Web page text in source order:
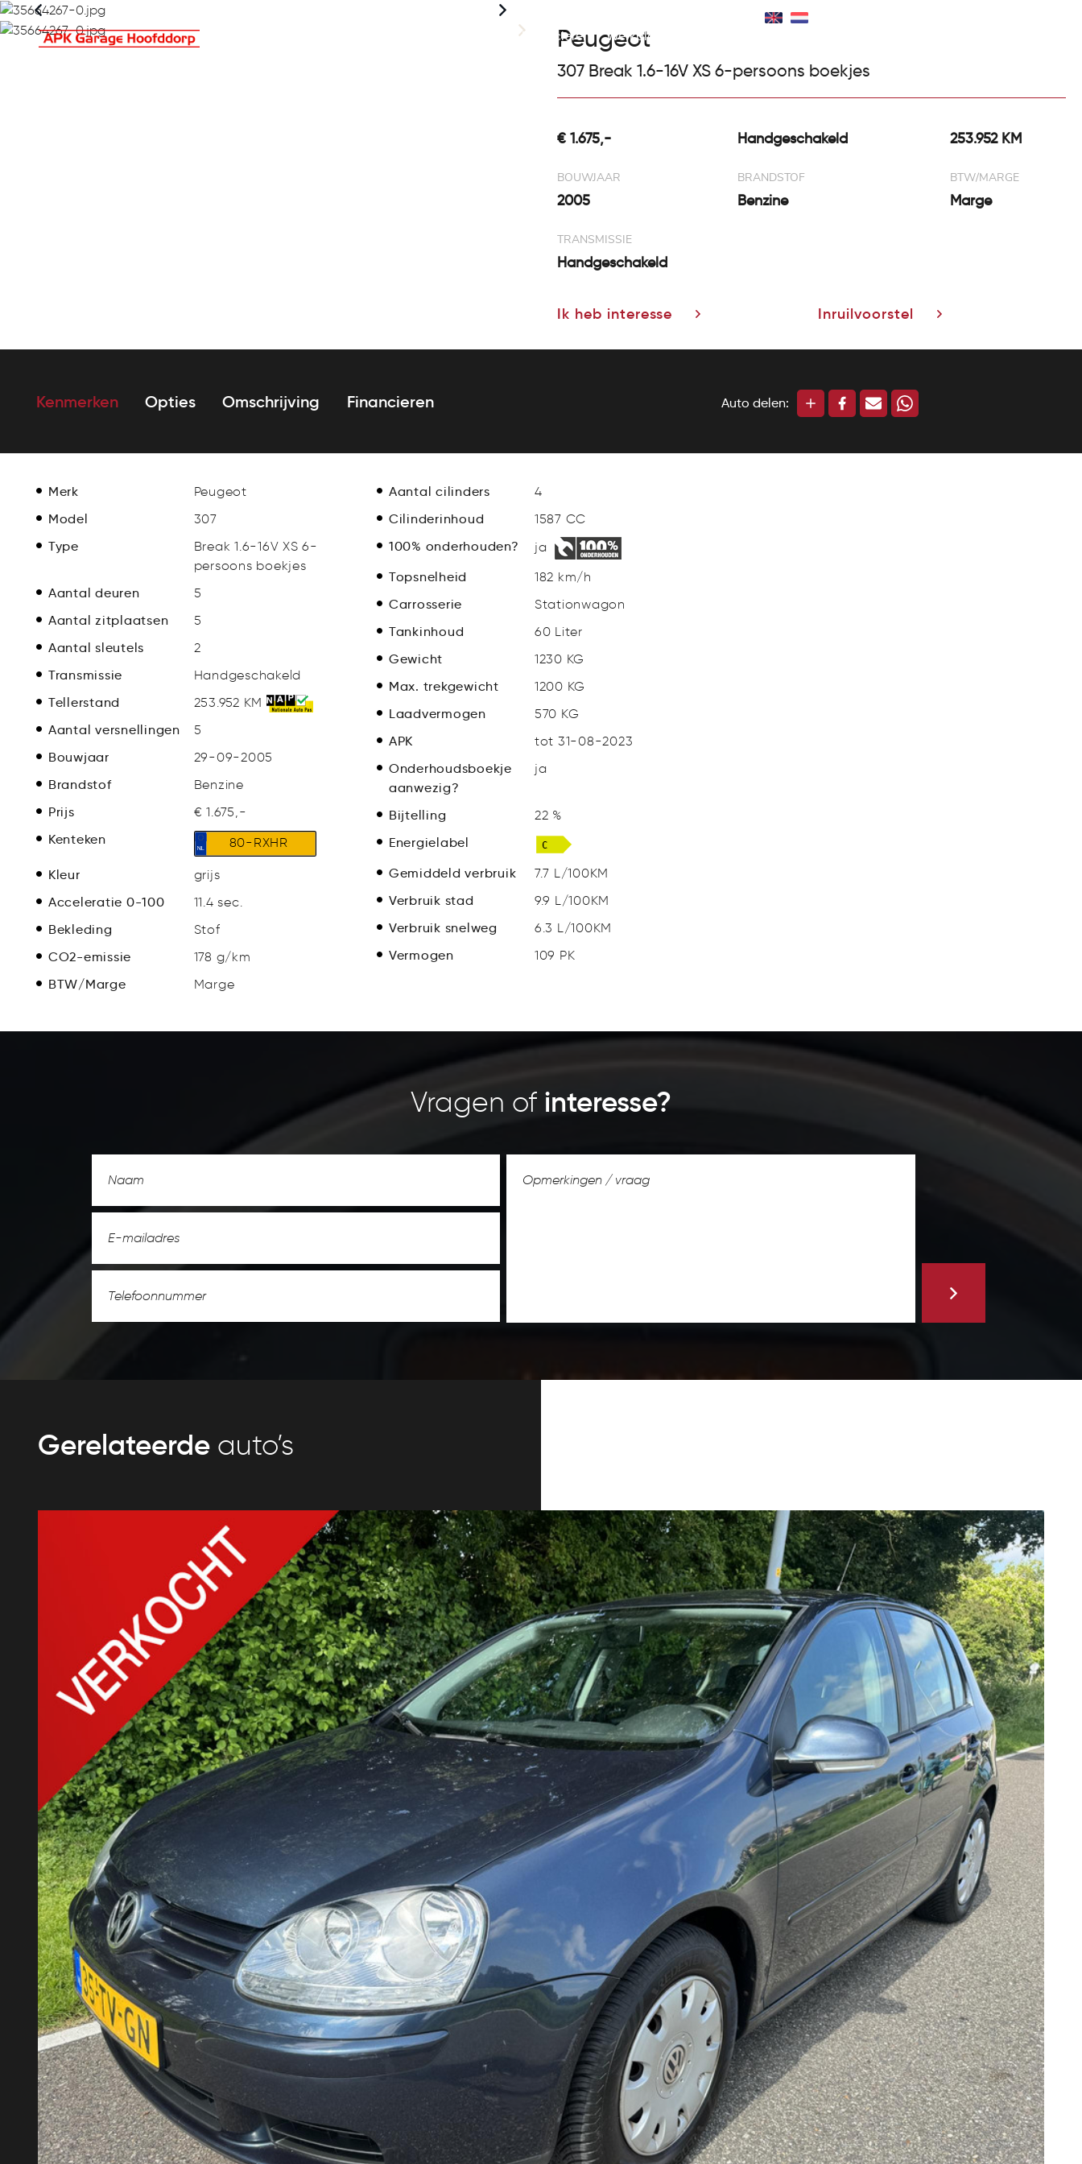
Financieren Werkplaats
Peugeot
307 Break 1.6-16V XS 6-persoons boekjes
€ 1.675,- Handgeschakeld 253.952 KM
BOUWJAAR
2005
BRANDSTOF
Benzine
BTW/MARGE
Marge
TRANSMISSIE
Handgeschakeld
Ik heb interesse Inruilvoorstel
Kenmerken Opties Omschrijving Financieren
Merk
Peugeot
Model
307
Type
Break 1.6-16V XS 6-
persoons boekjes
Aantal deuren
5
Aantal zitplaatsen
5
Aantal sleutels
2
Transmissie
Handgeschakeld
Tellerstand
253.952 KM
Aantal versnellingen
5
Bouwjaar
29-09-2005
Brandstof
Benzine
Prijs
€ 1.675,-
Kenteken
80-RXHR
Kleur
grijs
Acceleratie 0-100
11.4 sec.
Bekleding
Stof
CO2-emissie
178 g/km
BTW/Marge
Marge
Aantal cilinders
4
Cilinderinhoud
1587 CC
100% onderhouden?
ja
Topsnelheid
182 km/h
Carrosserie
Stationwagon
Tankinhoud
60 Liter
Gewicht
1230 KG
Max. trekgewicht
1200 KG
Laadvermogen
570 KG
APK
tot 31-08-2023
Onderhoudsboekje
aanwezig?
ja
Bijtelling
22 %
Energielabel
Gemiddeld verbruik
7.7 L/100KM
Verbruik stad
9.9 L/100KM
Verbruik snelweg
6.3 L/100KM
Vermogen
109 PK
Auto delen:
Vragen of interesse?
Gerelateerde auto’s